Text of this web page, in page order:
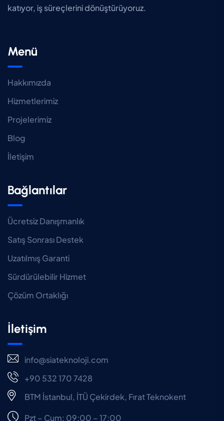
katıyor, iş süreçlerini dönüştürüyoruz.
Menü
Hakkımızda
Hizmetlerimiz
Projelerimiz
Blog
İletişim
Bağlantılar
Ücretsiz Danışmanlık
Satış Sonrası Destek
Uzatılmış Garanti
Sürdürülebilir Hizmet
Çözüm Ortaklığı
İletişim
info@siateknoloji.com
+90 532 170 7428
BTM İstanbul, İTÜ Çekirdek, Fırat Teknokent
Pzt – Cum: 09:00 – 17:00